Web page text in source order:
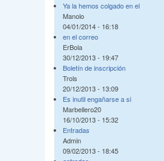
Ya la hemos colgado en el
Manolo
04/01/2014 - 16:18
en el correo
ErBola
30/12/2013 - 19:47
Boletín de inscripción
Trols
20/12/2013 - 13:09
Es inutil engañarse a si
Marbellero20
16/10/2013 - 15:32
Entradas
Admin
09/02/2013 - 18:45